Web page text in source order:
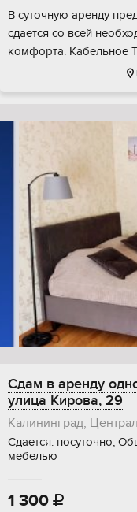
В суточную аренду
сдается со всей
комфорта. Кабельное
Сдам в аренду
улица Кирова, 29
Калининград,
Сдается: посуточно,
мебелью
1 300 